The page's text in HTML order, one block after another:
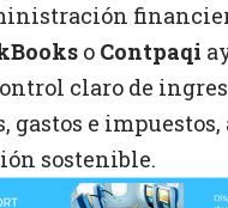
o Contpaqi
claro de
gastos e
sostenible.